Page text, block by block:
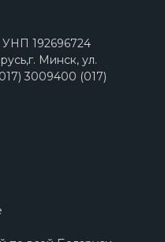
192696724
Минск, ул.
3009400 (017)